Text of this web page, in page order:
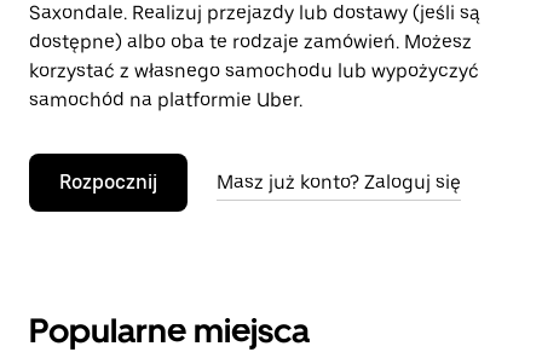
Saxondale. Realizuj przejazdy lub dostawy (jeśli są
dostępne) albo oba te rodzaje zamówień. Możesz
korzystać z własnego samochodu lub wypożyczyć
samochód na platformie Uber.
Rozpocznij Masz już konto? Zaloguj się
Popularne miejsca